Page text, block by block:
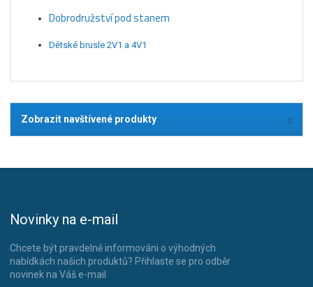
Dobrodružství pod stanem
Dětské brusle 2V1 a 4V1
Zobrazit navštívené produkty
Novinky na e-mail
Chcete být pravdelně informováni o výhodných
nabídkách našich produktů? Přihlaste se pro odběr
novinek na Váš e-mail